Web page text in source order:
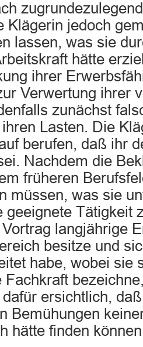
Klägerin jedoch
lassen, was sie
hätte
ihrer
Verwertung ihrer
zunächst
Lasten. Die
berufen, daß ihr
Nachdem die
früheren
müssen, was sie
geeignete Tätigkeit
langjährige
besitze und
habe, wobei sie
Fachkraft
ersichtlich,
Bemühungen
hätte finden